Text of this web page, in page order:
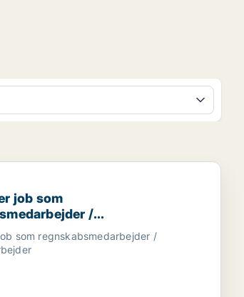
medarbejder / kontorassistent
job som regnskabsmedarbejder /
job som
/
som regnskabsmedarbejder /